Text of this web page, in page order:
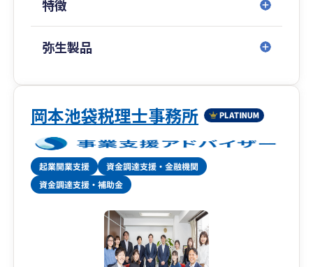
ことが本当に嬉しく、いつでも気軽に相談できる
存在であると決めてお客様に関わっております。
3.税理士法人経営サポート「プラスアルファ」
計だけではなく、下記のこともサポート可能で
す。
・税務会計の顧問
・資金繰り顧問（将来の現預金残高を把握して定
期的に重要な経営判断する役目を担います）
・融資サポート
・補助金サポート
・内装工事ローンを活用した資金調達（税理士法
人でこの仕組みを持っているのは恐らく当社が唯
一であると自負しております。）
特徴
弥生製品
岡本池袋税理士事務所